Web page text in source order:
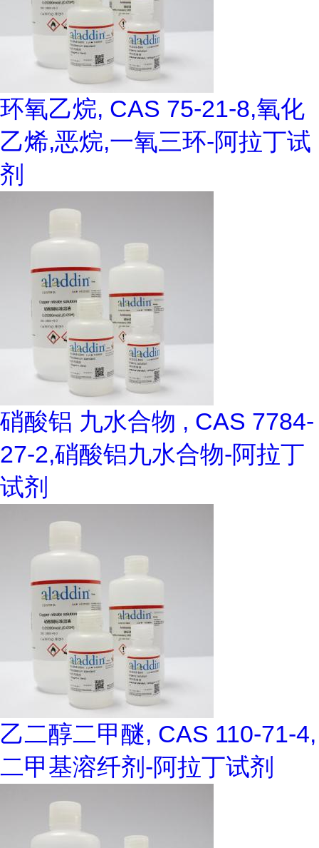
环氧乙烷, CAS 75-21-8,氧化
乙烯,恶烷,一氧三环-阿拉丁试
剂
硝酸铝 九水合物 , CAS 7784-
27-2,硝酸铝九水合物-阿拉丁
试剂
乙二醇二甲醚, CAS 110-71-4,
二甲基溶纤剂-阿拉丁试剂